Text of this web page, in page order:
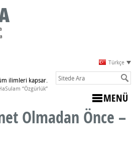
Türkçe
ilimleri kapsar.
“Özgürlük”
MENÜ
Olmadan Önce –